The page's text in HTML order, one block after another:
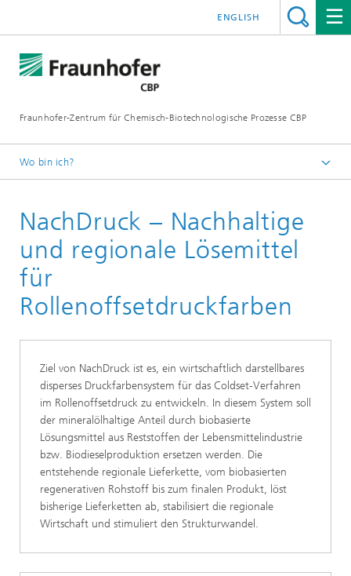
Fraunhofer-Zentrum für Chemisch-Biotechnologische Prozesse CBP
ENGLISH
Wo bin ich?
Projekte
NachDruck – Nachhaltige
und regionale Lösemittel
für
Rollenoffsetdruckfarben
Ziel von NachDruck ist es, ein wirtschaftlich darstellbares
disperses Druckfarbensystem für das Coldset-Verfahren
im Rollenoffsetdruck zu entwickeln. In diesem System soll
der mineralölhaltige Anteil durch biobasierte
Lösungsmittel aus Reststoffen der Lebensmittelindustrie
bzw. Biodieselproduktion ersetzen werden. Die
entstehende regionale Lieferkette, vom biobasierten
regenerativen Rohstoff bis zum finalen Produkt, löst
bisherige Lieferketten ab, stabilisiert die regionale
Wirtschaft und stimuliert den Strukturwandel.